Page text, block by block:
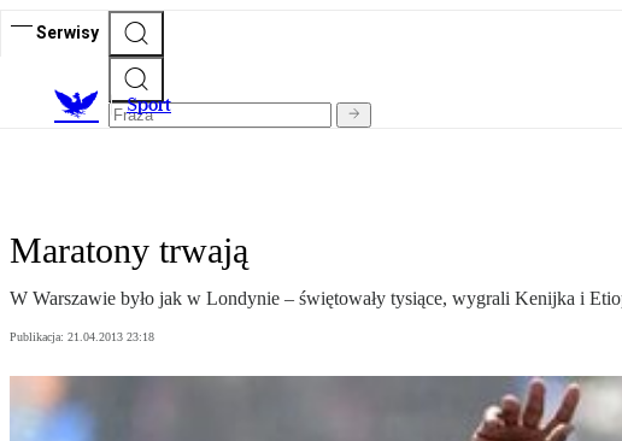
Serwisy
Sport
Maratony trwają
W Warszawie było jak w Londynie – świętowały tysiące, wygrali Kenijka i
Publikacja: 21.04.2013 23:18